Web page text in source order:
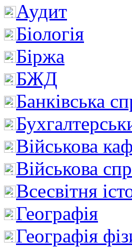
Аудит
Біологія
Біржа
БЖД
Банківська
Військова
Військова
Всесвітня
Географія
Географія